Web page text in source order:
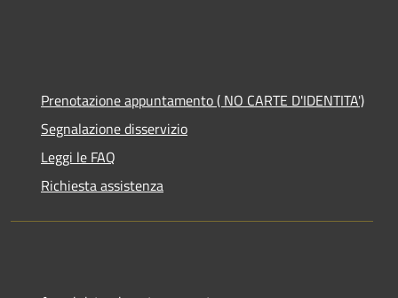
Prenotazione appuntamento ( NO CARTE D'IDENTITA')
Segnalazione disservizio
Leggi le FAQ
Richiesta assistenza